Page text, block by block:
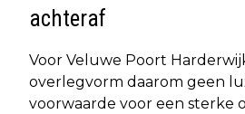
achteraf
Voor Veluwe Poort
overlegvorm daarom geen
voorwaarde voor een sterke